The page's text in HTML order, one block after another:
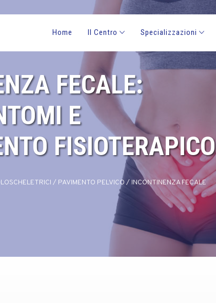
Home Il Centro Specializzazioni
FECALE:
E
FISIOTERAPICO
/ PAVIMENTO PELVICO / INCONTINENZA FECALE